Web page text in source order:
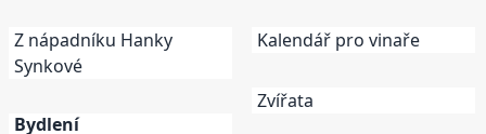
Z nápadníku Hanky
Synkové
Bydlení
Kalendář pro vinaře
Zvířata